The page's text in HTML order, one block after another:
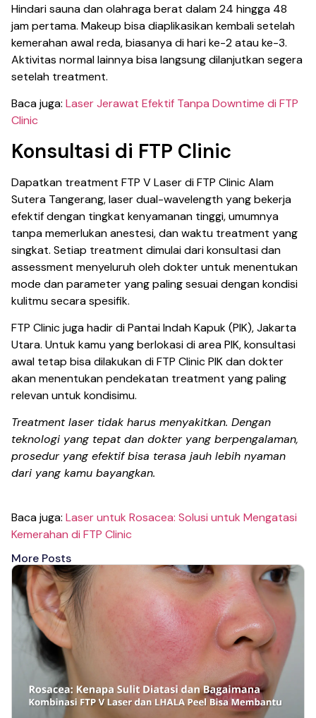
Hindari sauna dan olahraga berat dalam 24 hingga 48
jam pertama. Makeup bisa diaplikasikan kembali setelah
kemerahan awal reda, biasanya di hari ke-2 atau ke-3.
Aktivitas normal lainnya bisa langsung dilanjutkan segera
setelah treatment.
Baca juga: Laser Jerawat Efektif Tanpa Downtime di FTP
Clinic
Konsultasi di FTP Clinic
Dapatkan treatment FTP V Laser di FTP Clinic Alam
Sutera Tangerang, laser dual-wavelength yang bekerja
efektif dengan tingkat kenyamanan tinggi, umumnya
tanpa memerlukan anestesi, dan waktu treatment yang
singkat. Setiap treatment dimulai dari konsultasi dan
assessment menyeluruh oleh dokter untuk menentukan
mode dan parameter yang paling sesuai dengan kondisi
kulitmu secara spesifik.
FTP Clinic juga hadir di Pantai Indah Kapuk (PIK), Jakarta
Utara. Untuk kamu yang berlokasi di area PIK, konsultasi
awal tetap bisa dilakukan di FTP Clinic PIK dan dokter
akan menentukan pendekatan treatment yang paling
relevan untuk kondisimu.
Treatment laser tidak harus menyakitkan. Dengan
teknologi yang tepat dan dokter yang berpengalaman,
prosedur yang efektif bisa terasa jauh lebih nyaman
dari yang kamu bayangkan.
Baca juga: Laser untuk Rosacea: Solusi untuk Mengatasi
Kemerahan di FTP Clinic
More Posts